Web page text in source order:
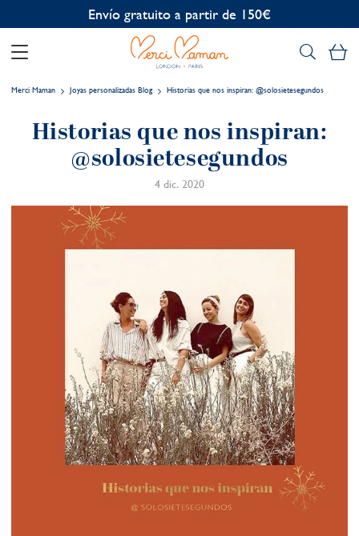
Envío gratuito a partir de 150€
Merci Maman Joyas personalizadas Blog Historias que nos inspiran: @solosietesegundos
Historias que nos inspiran:
@solosietesegundos
4 dic. 2020